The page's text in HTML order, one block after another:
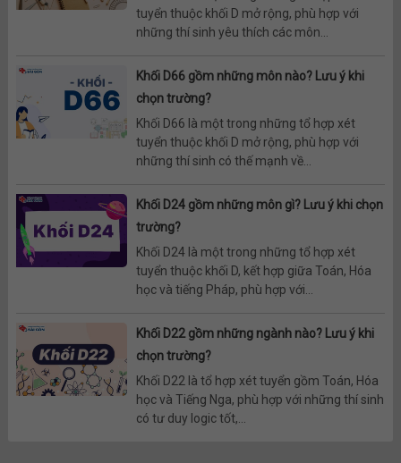
tuyển thuộc khối D mở rộng, phù hợp với
những thí sinh yêu thích các môn...
Khối D66 gồm những môn nào? Lưu ý khi
chọn trường?
Khối D66 là một trong những tổ hợp xét
tuyển thuộc khối D mở rộng, phù hợp với
những thí sinh có thế mạnh về...
Khối D24 gồm những môn gì? Lưu ý khi chọn
trường?
Khối D24 là một trong những tổ hợp xét
tuyển thuộc khối D, kết hợp giữa Toán, Hóa
học và tiếng Pháp, phù hợp với...
Khối D22 gồm những ngành nào? Lưu ý khi
chọn trường?
Khối D22 là tổ hợp xét tuyển gồm Toán, Hóa
học và Tiếng Nga, phù hợp với những thí sinh
có tư duy logic tốt,...